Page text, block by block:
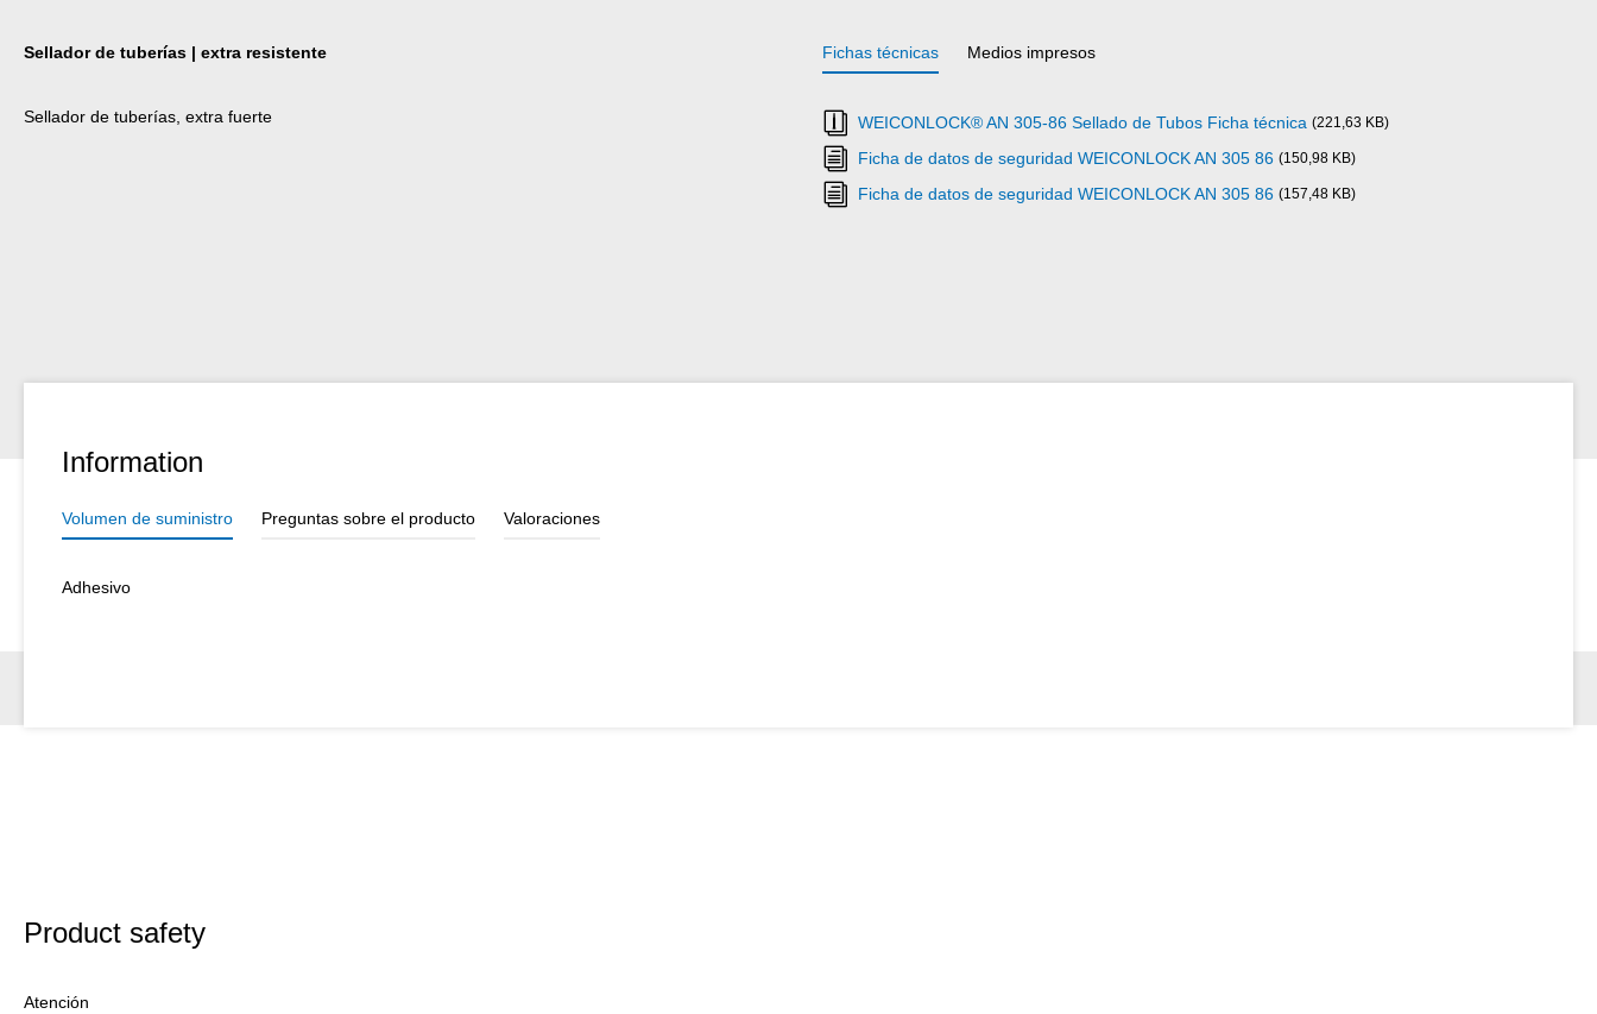
Sellador de tuberías | extra resistente
Sellador de tuberías, extra fuerte
Fichas técnicas Medios impresos
WEICONLOCK® AN 305-86 Sellado de Tubos Ficha técnica (221,63 KB)
Ficha de datos de seguridad WEICONLOCK AN 305 86 (150,98 KB)
Ficha de datos de seguridad WEICONLOCK AN 305 86 (157,48 KB)
Information
Volumen de suministro Preguntas sobre el producto Valoraciones
Adhesivo
Product safety
Atención